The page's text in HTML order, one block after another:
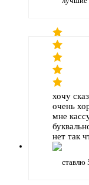
хочу
очень
мне
нет так